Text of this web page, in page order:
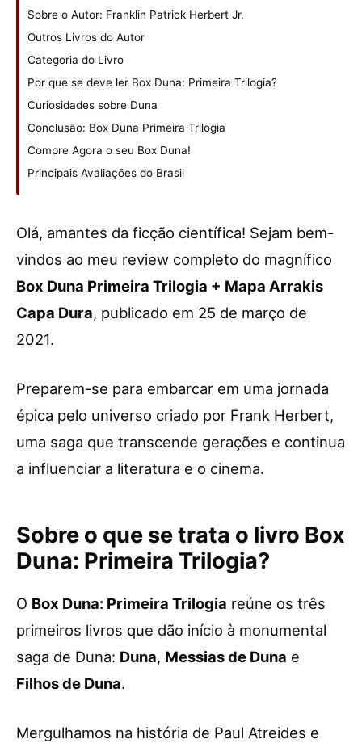
Sobre o Autor: Franklin Patrick Herbert Jr.
Outros Livros do Autor
Categoria do Livro
Por que se deve ler Box Duna: Primeira Trilogia?
Curiosidades sobre Duna
Conclusão: Box Duna Primeira Trilogia
Compre Agora o seu Box Duna!
Principais Avaliações do Brasil
Olá, amantes da ficção científica! Sejam bem-
vindos ao meu review completo do magnífico
Box Duna Primeira Trilogia + Mapa Arrakis
Capa Dura, publicado em 25 de março de
2021.
Preparem-se para embarcar em uma jornada
épica pelo universo criado por Frank Herbert,
uma saga que transcende gerações e continua
a influenciar a literatura e o cinema.
Sobre o que se trata o livro Box
Duna: Primeira Trilogia?
O Box Duna: Primeira Trilogia reúne os três
primeiros livros que dão início à monumental
saga de Duna: Duna, Messias de Duna e
Filhos de Duna.
Mergulhamos na história de Paul Atreides e